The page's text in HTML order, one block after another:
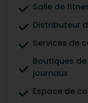
Salle de
Distributeur
Services de
Boutiques
journaux
Espace de